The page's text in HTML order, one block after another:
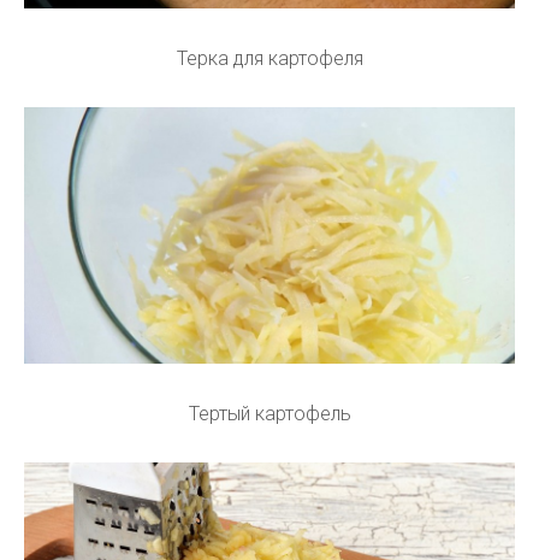
Терка для картофеля
Тертый картофель